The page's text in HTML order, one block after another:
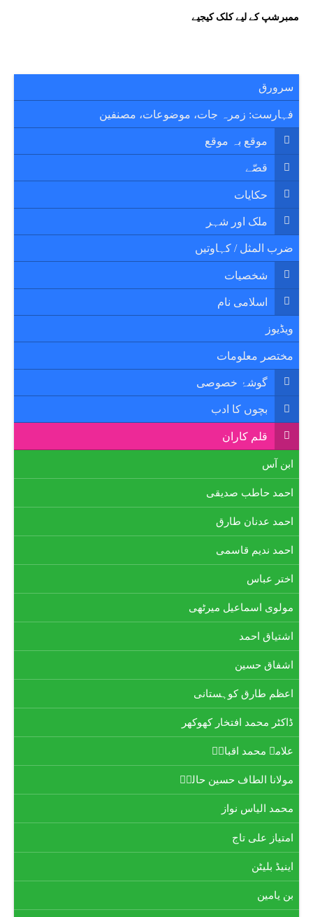
ممبرشپ کے لیے کلک کیجیے
سرورق
فہارست: زمرہ جات، موضوعات، مصنفین
موقع بہ موقع
قصّے
حکایات
ملک اور شہر
ضرب المثل / کہاوتیں
شخصیات
اسلامی نام
ویڈیوز
مختصر معلومات
گوشۂ خصوصی
بچوں کا ادب
قلم کاران
ابن آس
احمد حاطب صدیقی
احمد عدنان طارق
احمد ندیم قاسمی
اختر عباس
مولوی اسماعیل میرٹھی
اشتیاق احمد
اشفاق حسین
اعظم طارق کوہستانی
ڈاکٹر محمد افتخار کھوکھر
علامہ محمد اقبالؒ
مولانا الطاف حسین حالیؔ
محمد الیاس نواز
امتیاز علی تاج
اینیڈ بلیٹن
بن یامین